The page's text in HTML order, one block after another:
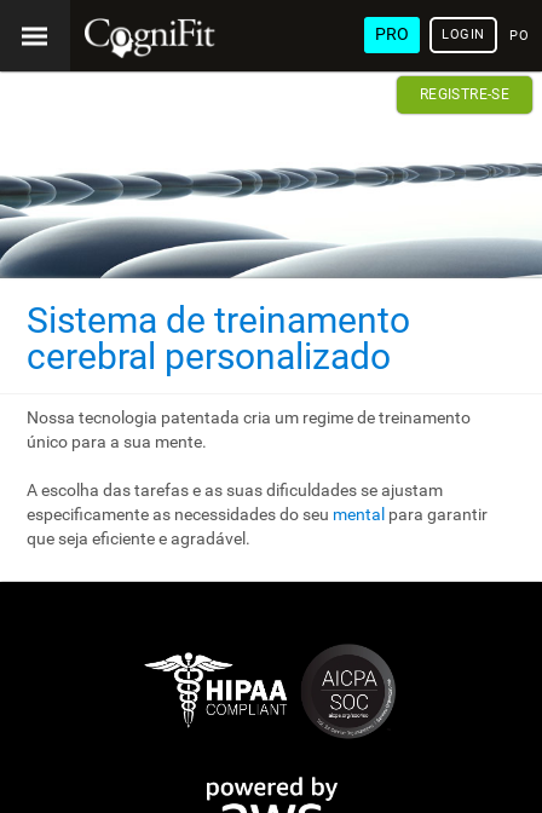
PRO LOGIN
REGISTRE-SE
Sistema de treinamento
cerebral personalizado
Nossa tecnologia patentada cria um regime de treinamento
único para a sua mente.
A escolha das tarefas e as suas dificuldades se ajustam
especificamente as necessidades do seu mental para garantir
que seja eficiente e agradável.